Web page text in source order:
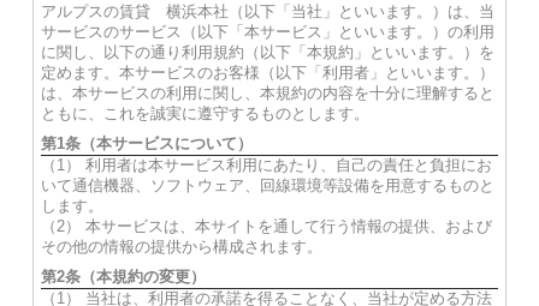
アルプスの賃貸 横浜本社（以下「当社」といいます。）は、当
サービスのサービス（以下「本サービス」といいます。）の利用
に関し、以下の通り利用規約（以下「本規約」といいます。）を
定めます。本サービスのお客様（以下「利用者」といいます。）
は、本サービスの利用に関し、本規約の内容を十分に理解すると
ともに、これを誠実に遵守するものとします。
第1条（本サービスについて）
（1） 利用者は本サービス利用にあたり、自己の責任と負担にお
いて通信機器、ソフトウェア、回線環境等設備を用意するものと
します。
（2） 本サービスは、本サイトを通して行う情報の提供、および
その他の情報の提供から構成されます。
第2条（本規約の変更）
（1） 当社は、利用者の承諾を得ることなく、当社が定める方法